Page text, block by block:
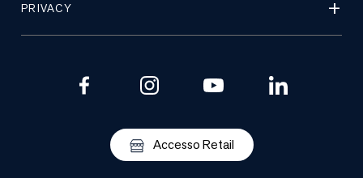
PRIVACY
Accesso Retail